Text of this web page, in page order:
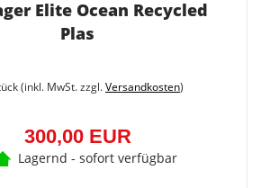
Elite Ocean Recycled
Plas
(inkl. MwSt. zzgl.Versandkosten)
300,00 EUR
Lagernd - sofort verfügbar